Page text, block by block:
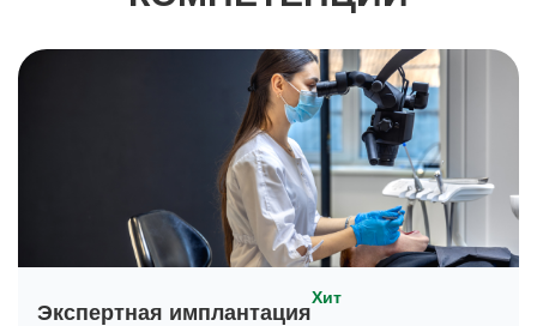
Экспертная имплантация
Хит